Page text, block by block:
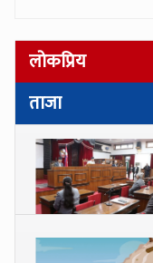
लोकप्रिय
ताजा